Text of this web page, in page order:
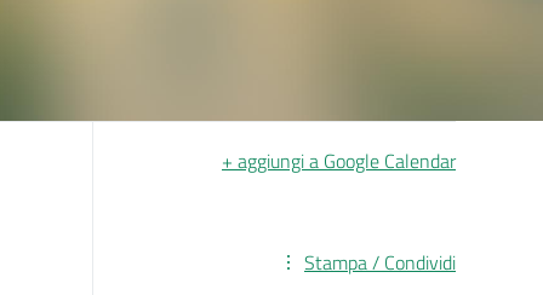
+ aggiungi a Google Calendar
Stampa / Condividi